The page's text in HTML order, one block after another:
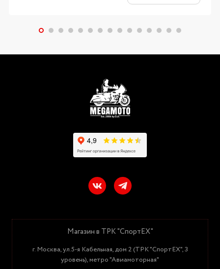
Магазин в ТРК "СпортЕХ"
г. Москва, ул.5-я Кабельная, дом 2 (ТРК "СпортЕХ", 3
уровень), метро "Авиамоторная"